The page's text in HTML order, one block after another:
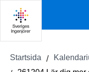
Startsida